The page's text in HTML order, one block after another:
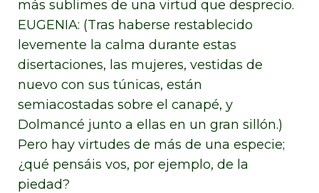
más sublimes de una virtud que desprecio.
EUGENIA: (Tras haberse restablecido
levemente la calma durante estas
disertaciones, las mujeres, vestidas de
nuevo con sus túnicas, están
semiacostadas sobre el canapé, y
Dolmancé junto a ellas en un gran sillón.)
Pero hay virtudes de más de una especie;
¿qué pensáis vos, por ejemplo, de la
piedad?